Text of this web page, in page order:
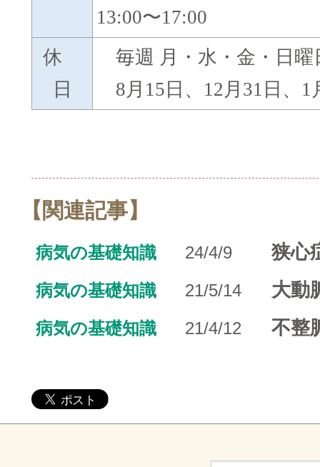
13:00〜17:00
休
日
毎週 月・水・金・日曜
8月15日、12月31日、1
【関連記事】
病気の基礎知識 24/4/9 狭心
病気の基礎知識 21/5/14 大動
病気の基礎知識 21/4/12 不整